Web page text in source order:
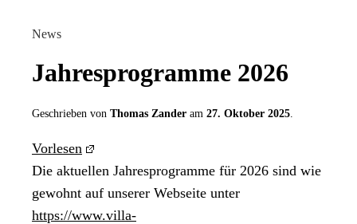
News
Jahresprogramme 2026
Geschrieben von Thomas Zander am 27. Oktober 2025
Vorlesen
Die aktuellen Jahresprogramme für 2026 sind wie
gewohnt auf unserer Webseite unter
https://www.villa-